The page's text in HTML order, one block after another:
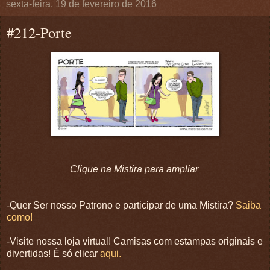
sexta-feira, 19 de fevereiro de 2016
#212-Porte
Clique na Mistira para ampliar
-Quer Ser nosso Patrono e participar de uma Mistira? Saiba
como!
-Visite nossa loja virtual! Camisas com estampas originais e
divertidas! É só clicar aqui.